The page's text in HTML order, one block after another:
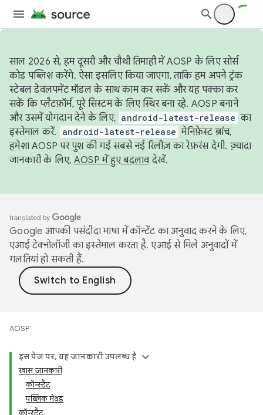
साल 2026 से, हम दूसरी और चौथी तिमाही में AOSP के लिए सोर्स
कोड पब्लिश करेंगे. ऐसा इसलिए किया जाएगा, ताकि हम अपने ट्रंक
स्टेबल डेवलपमेंट मॉडल के साथ काम कर सकें और यह पक्का कर
सकें कि प्लैटफ़ॉर्म, पूरे सिस्टम के लिए स्थिर बना रहे. AOSP बनाने
और उसमें योगदान देने के लिए, android-latest-release का
इस्तेमाल करें.
android-latest-release मेनिफ़ेस्ट ब्रांच,
हमेशा AOSP पर पुश की गई सबसे नई रिलीज़ का रेफ़रंस देगी. ज़्यादा
जानकारी के लिए, AOSP में हुए बदलावदेखें.
Google आपकी पसंदीदा भाषा में कॉन्टेंट का अनुवाद करने के लिए,
एआई टेक्नोलॉजी का इस्तेमाल करता है. एआई से मिले अनुवादों में
गलतियां हो सकती हैं.
AOSP
इस पेज पर, यह जानकारी उपलब्ध है
खास जानकारी
कॉन्स्टैंट
पब्लिक मेथड
कॉन्स्टैंट